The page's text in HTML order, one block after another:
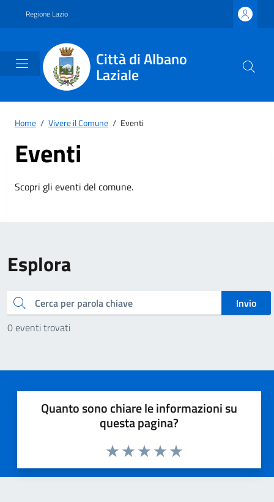
Regione Lazio
Città di Albano
Laziale
Home / Vivere il Comune / Eventi
Eventi
Scopri gli eventi del comune.
Esplora
Cerca
Invio
0 eventi trovati
Quanto sono chiare le informazioni su
questa pagina?
Valuta 5 stelle su 5
Valuta 4 stelle su 5
Valuta 3 stelle su 5
Valuta 2 stelle su 5
Valuta 1 stelle su 5